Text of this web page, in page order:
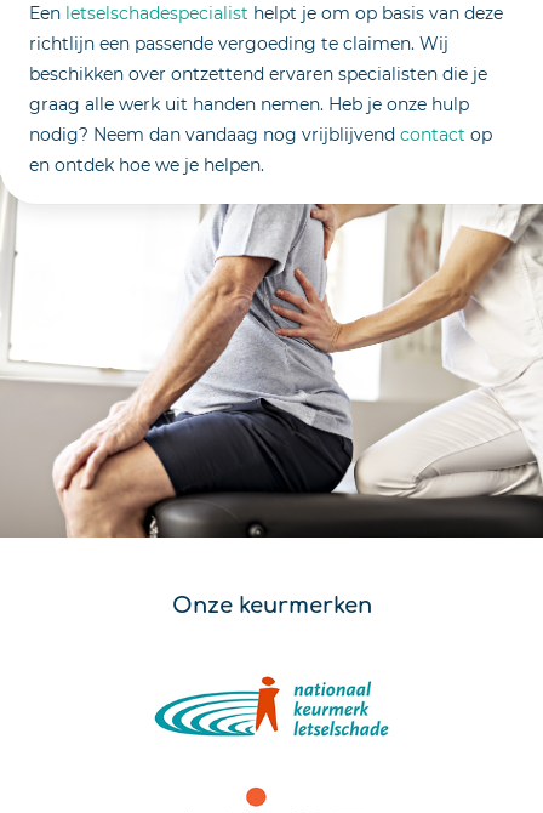
Een letselschadespecialist helpt je om op basis van deze
richtlijn een passende vergoeding te claimen. Wij
beschikken over ontzettend ervaren specialisten die je
graag alle werk uit handen nemen. Heb je onze hulp
nodig? Neem dan vandaag nog vrijblijvend contact op
en ontdek hoe we je helpen.
Onze keurmerken